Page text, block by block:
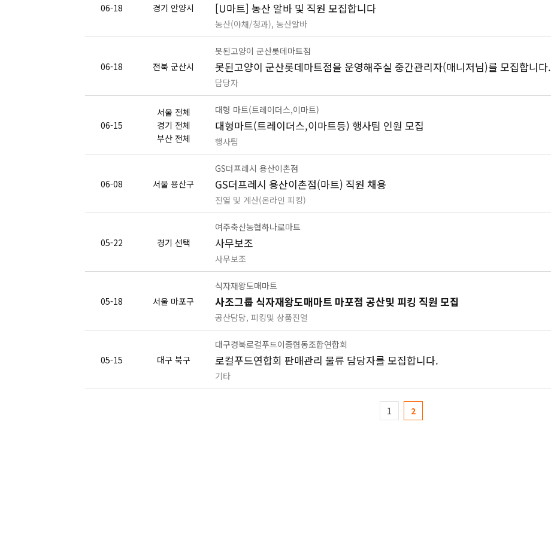
06-18 경기 안양시 [U마트] 농산 알바 및 직원 모집합니다
농산(야채/청과), 농산알바
06-18 전북 군산시
못된고양이 군산롯데마트점
못된고양이 군산롯데마트점을 운영해주실 중간관리자(매니저님)를 모집합니다.
담당자
06-15
서울 전체
경기 전체
부산 전체
대형 마트(트레이더스,이마트)
대형마트(트레이더스,이마트등) 행사팀 인원 모집
행사팀
06-08 서울 용산구
GS더프레시 용산이촌점
GS더프레시 용산이촌점(마트) 직원 채용
진열 및 계산(온라인 피킹)
05-22 경기 선택
여주축산농협하나로마트
사무보조
사무보조
05-18 서울 마포구
식자재왕도매마트
사조그룹 식자재왕도매마트 마포점 공산및 피킹 직원 모집
공산담당, 피킹및 상품진열
05-15 대구 북구
대구경북로컬푸드이종협동조합연합회
로컬푸드연합회 판매관리 물류 담당자를 모집합니다.
기타
1 2